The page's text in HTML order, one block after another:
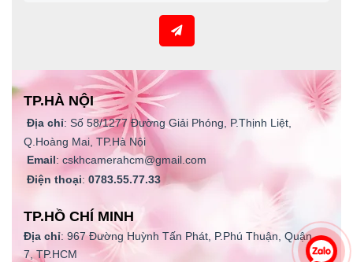
TP.HÀ NỘI
Địa chỉ: Số 58/1277 Đường Giải Phóng, P.Thịnh Liệt,
Q.Hoàng Mai, TP.Hà Nội
Email: cskhcamerahcm@gmail.com
Điện thoại: 0783.55.77.33
TP.HỒ CHÍ MINH
Địa chỉ: 967 Đường Huỳnh Tấn Phát, P.Phú Thuận, Quận
7, TP.HCM